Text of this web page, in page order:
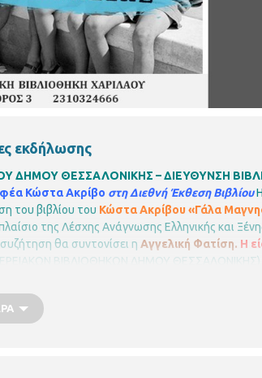
εκδήλωσης
ΔΗΜΟΥ ΘΕΣΣΑΛΟΝΙΚΗΣ – ΔΙΕΥΘΥΝΣΗ
Κώστα Ακρίβο στη Διεθνή Έκθεση Βιβλίου
του βιβλίου του Κώστα Ακρίβου «Γάλα
της Λέσχης Ανάγνωσης Ελληνικής και
θα συντονίσει η Αγγελική Φατίση. Η
ΒΙΒΛΙΟΘΗΚΩΝ ΔΗΜΟΥ ΘΕΣΣΑΛΟΝΙΚΗΣ)
locations/βιβλιοθήκη-χαριλάου/